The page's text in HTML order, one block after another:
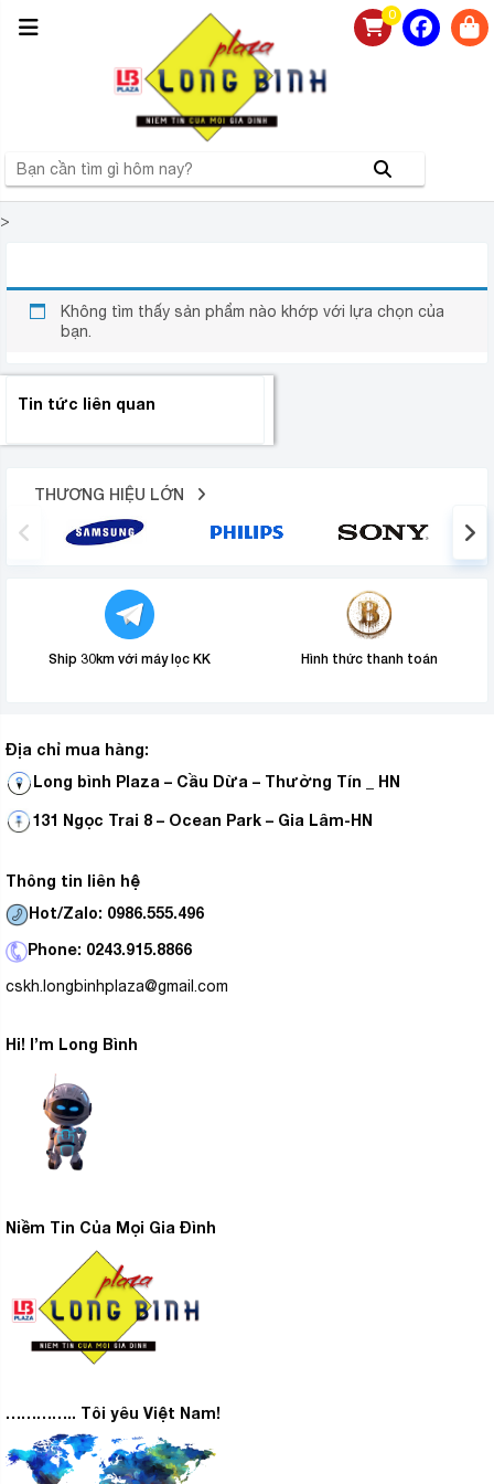
0
>
Không tìm thấy sản phẩm nào khớp với lựa chọn của
bạn.
Tin tức liên quan
THƯƠNG HIỆU LỚN
Ship 30km với máy lọc KK Hình thức thanh toán
Địa chỉ mua hàng:
Long bình Plaza – Cầu Dừa – Thường Tín _ HN
131 Ngọc Trai 8 – Ocean Park – Gia Lâm-HN
Thông tin liên hệ
Hot/Zalo: 0986.555.496
Phone: 0243.915.8866
cskh.longbinhplaza@gmail.com
Hi! I’m Long Bình
Niềm Tin Của Mọi Gia Đình
………….. Tôi yêu Việt Nam!